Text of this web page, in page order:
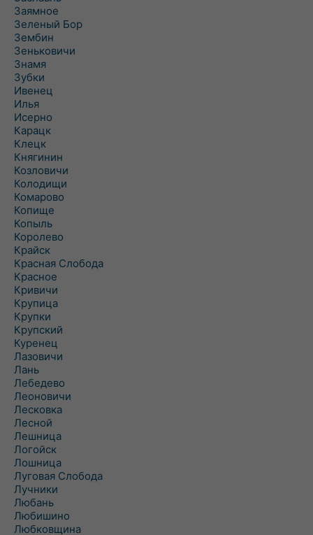
Заямное
Зеленый Бор
Зембин
Зеньковичи
Знамя
Зубки
Ивенец
Илья
Исерно
Карацк
Клецк
Княгинин
Козловичи
Колодищи
Комарово
Копище
Копыль
Королево
Крайск
Красная Слобода
Красное
Кривичи
Крупица
Крупки
Крупский
Куренец
Лазовичи
Лань
Лебедево
Леоновичи
Лесковка
Лесной
Лешница
Логойск
Лошница
Луговая Слобода
Лучники
Любань
Любишино
Любковщина